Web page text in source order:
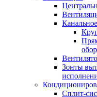
Зонты
Сплит-